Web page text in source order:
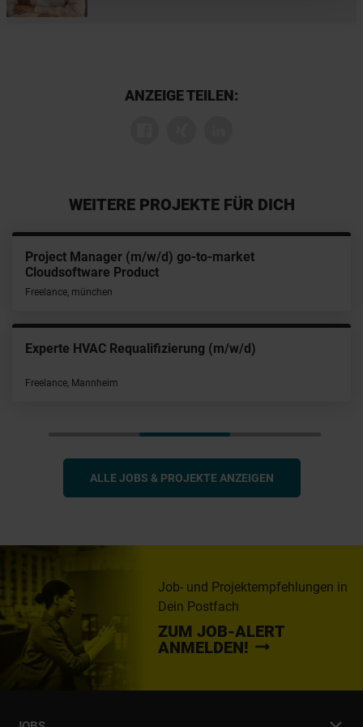
ANZEIGE TEILEN:
WEITERE PROJEKTE FÜR DICH
Project Manager (m/w/d) go-to-market
Cloudsoftware Product
Freelance, münchen
Experte HVAC Requalifizierung (m/w/d)
Freelance, Mannheim
ALLE JOBS & PROJEKTE ANZEIGEN
Job- und Projektempfehlungen in
Dein Postfach
ZUM JOB-ALERT
ANMELDEN!